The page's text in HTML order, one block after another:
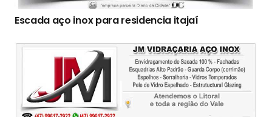
Escada aço inox para residencia itajaí